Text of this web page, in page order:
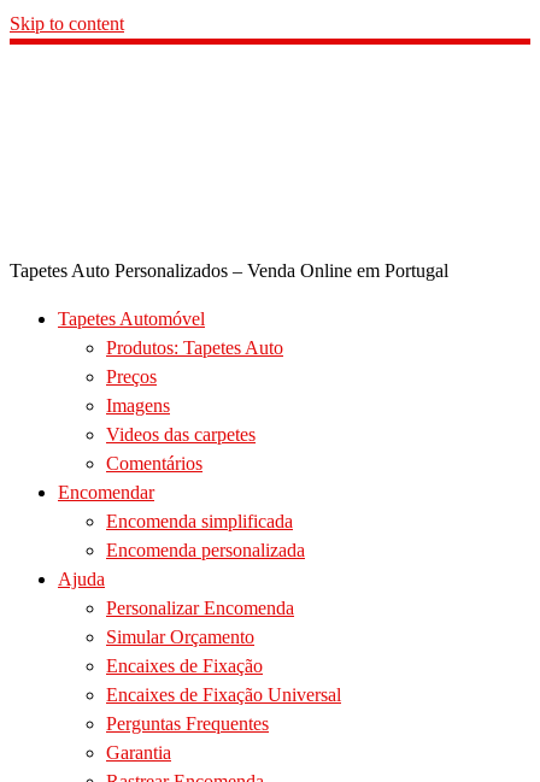
Skip to content
Tapetes Auto Personalizados – Venda Online em Portugal
Tapetes Automóvel
Produtos: Tapetes Auto
Preços
Imagens
Videos das carpetes
Comentários
Encomendar
Encomenda simplificada
Encomenda personalizada
Ajuda
Personalizar Encomenda
Simular Orçamento
Encaixes de Fixação
Encaixes de Fixação Universal
Perguntas Frequentes
Garantia